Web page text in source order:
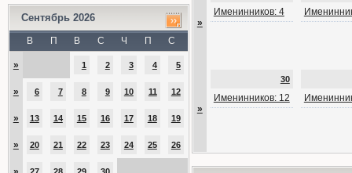
Сентябрь 2026
В П В С Ч П С
» 1 2 3 4 5
» 6 7 8 9 10 11 12
» 13 14 15 16 17 18 19
» 20 21 22 23 24 25 26
»
Именинников: 4
»
30
Именинников: 12